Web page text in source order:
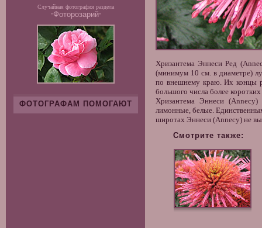
Случайная фотография раздела
"Фоторозарий"
ФОТОГРАФАМ ПОМОГАЮТ
Хризантема Эннеси Ред
(минимум 10 см. в диаметре)
по внешнему краю. Их концы
большого числа более
Хризантема Эннеси
лимонные, белые.
широтах Эннеси (Annecy) не
Смотрите также: